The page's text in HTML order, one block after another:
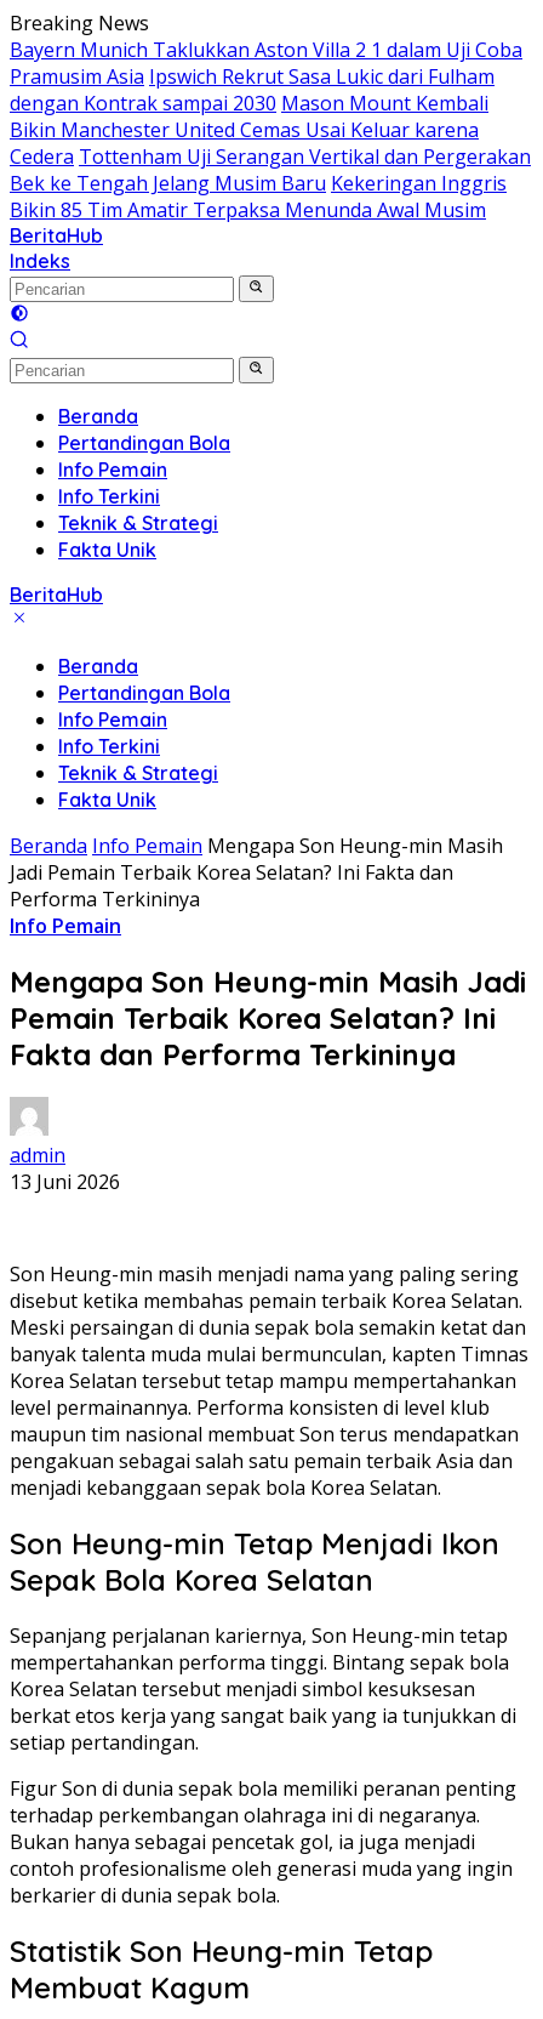
Langsung
ke
konten
Breaking News
Bayern Munich Taklukkan Aston Villa 2 1 dalam Uji Coba
Pramusim Asia Ipswich Rekrut Sasa Lukic dari Fulham
dengan Kontrak sampai 2030 Mason Mount Kembali
Bikin Manchester United Cemas Usai Keluar karena
Cedera Tottenham Uji Serangan Vertikal dan Pergerakan
Bek ke Tengah Jelang Musim Baru Kekeringan Inggris
Bikin 85 Tim Amatir Terpaksa Menunda Awal Musim
BeritaHub
Indeks
Beranda
Pertandingan Bola
Info Pemain
Info Terkini
Teknik & Strategi
Fakta Unik
BeritaHub
Beranda
Pertandingan Bola
Info Pemain
Info Terkini
Teknik & Strategi
Fakta Unik
Beranda Info Pemain Mengapa Son Heung-min Masih
Jadi Pemain Terbaik Korea Selatan? Ini Fakta dan
Performa Terkininya
Info Pemain
Mengapa Son Heung-min Masih Jadi
Pemain Terbaik Korea Selatan? Ini
Fakta dan Performa Terkininya
admin
13 Juni 2026
Son Heung-min masih menjadi nama yang paling sering
disebut ketika membahas pemain terbaik Korea Selatan.
Meski persaingan di dunia sepak bola semakin ketat dan
banyak talenta muda mulai bermunculan, kapten Timnas
Korea Selatan tersebut tetap mampu mempertahankan
level permainannya. Performa konsisten di level klub
maupun tim nasional membuat Son terus mendapatkan
pengakuan sebagai salah satu pemain terbaik Asia dan
menjadi kebanggaan sepak bola Korea Selatan.
Son Heung-min Tetap Menjadi Ikon
Sepak Bola Korea Selatan
Sepanjang perjalanan kariernya, Son Heung-min tetap
mempertahankan performa tinggi. Bintang sepak bola
Korea Selatan tersebut menjadi simbol kesuksesan
berkat etos kerja yang sangat baik yang ia tunjukkan di
setiap pertandingan.
Figur Son di dunia sepak bola memiliki peranan penting
terhadap perkembangan olahraga ini di negaranya.
Bukan hanya sebagai pencetak gol, ia juga menjadi
contoh profesionalisme oleh generasi muda yang ingin
berkarier di dunia sepak bola.
Statistik Son Heung-min Tetap
Membuat Kagum